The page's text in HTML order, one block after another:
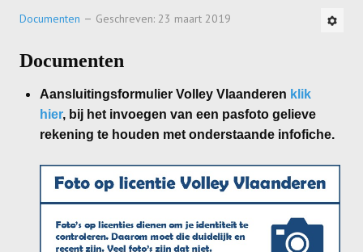
Wekkids
Jongens U11-C
Meisjes U11-D
Meisjes U11 E
Meisjes U13-B
Documenten Geschreven: 23 maart 2019
Documenten
Aansluitingsformulier Volley Vlaanderen klik
hier, bij het invoegen van een pasfoto gelieve
rekening te houden met onderstaande infofiche.